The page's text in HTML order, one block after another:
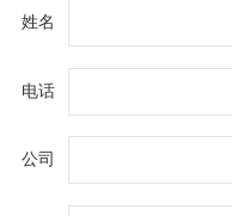
姓名
电话
公司